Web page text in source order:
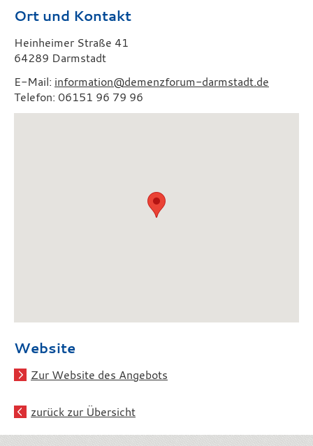
Ort und Kontakt
Heinheimer Straße 41
64289 Darmstadt
E-Mail: information@demenzforum-darmstadt.de
Telefon: 06151 96 79 96
Website
Zur Website des Angebots
zurück zur Übersicht